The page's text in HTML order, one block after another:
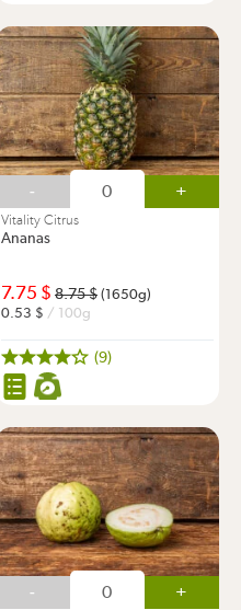
- +
Vitality Citrus
Ananas
7.75 8.75
(1650g)
0.53
/ 100g
(9)
- +